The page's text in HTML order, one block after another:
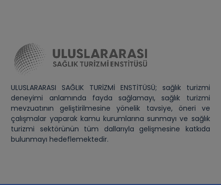
ULUSLARARASI SAĞLIK TURİZMİ ENSTİTÜSÜ; sağlık turizmi
deneyimi anlamında fayda sağlamayı, sağlık turizmi
mevzuatının geliştirilmesine yönelik tavsiye, öneri ve
çalışmalar yaparak kamu kurumlarına sunmayı ve sağlık
turizmi sektörünün tüm dallarıyla gelişmesine katkıda
bulunmayı hedeflemektedir.